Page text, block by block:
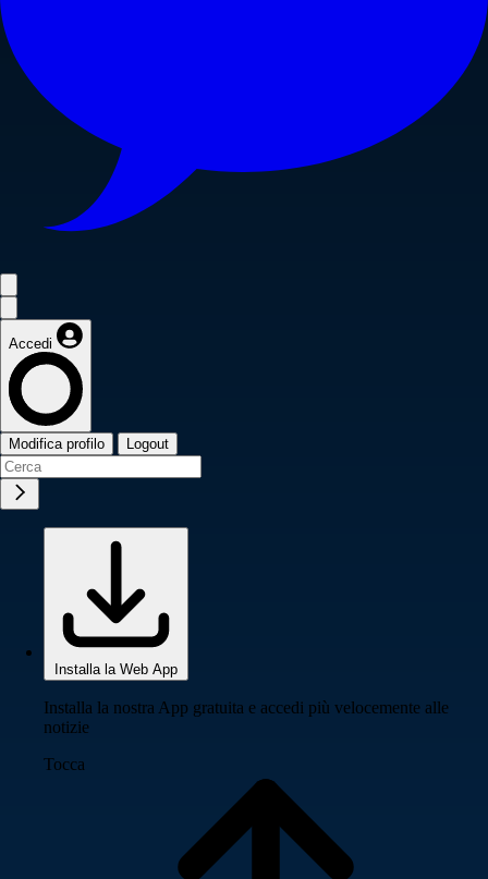
Accedi
Modifica profilo Logout
Installa la Web App
Installa la nostra App gratuita e accedi più velocemente alle
notizie
Tocca